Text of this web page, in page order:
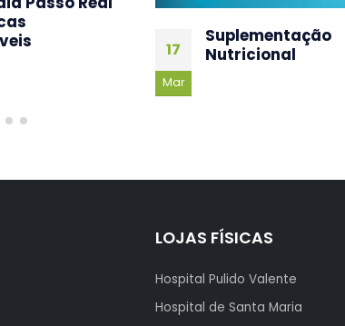
Abr
LOJAS FÍSICAS
Hospital Pulido Valente
Hospital de Santa Maria